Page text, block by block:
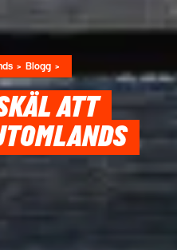
Blogg
ATT